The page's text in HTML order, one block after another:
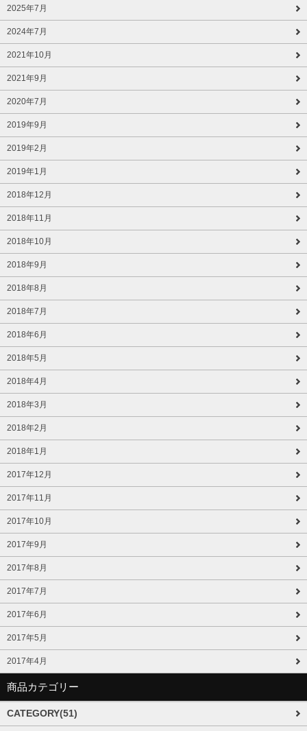
2025年7月
2024年7月
2021年10月
2021年9月
2020年7月
2019年9月
2019年2月
2019年1月
2018年12月
2018年11月
2018年10月
2018年9月
2018年8月
2018年7月
2018年6月
2018年5月
2018年4月
2018年3月
2018年2月
2018年1月
2017年12月
2017年11月
2017年10月
2017年9月
2017年8月
2017年7月
2017年6月
2017年5月
2017年4月
商品カテゴリー
CATEGORY(51)